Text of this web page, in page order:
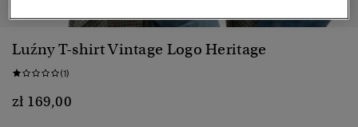
Luźny T-shirt Vintage Logo Heritage
(1)
zł 169,00